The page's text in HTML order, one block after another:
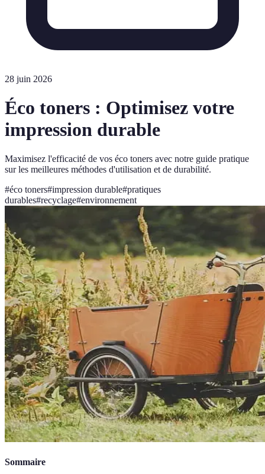
28 juin 2026
Éco toners : Optimisez votre
impression durable
Maximisez l'efficacité de vos éco toners avec notre guide pratique
sur les meilleures méthodes d'utilisation et de durabilité.
#éco toners#impression durable#pratiques
durables#recyclage#environnement
Sommaire